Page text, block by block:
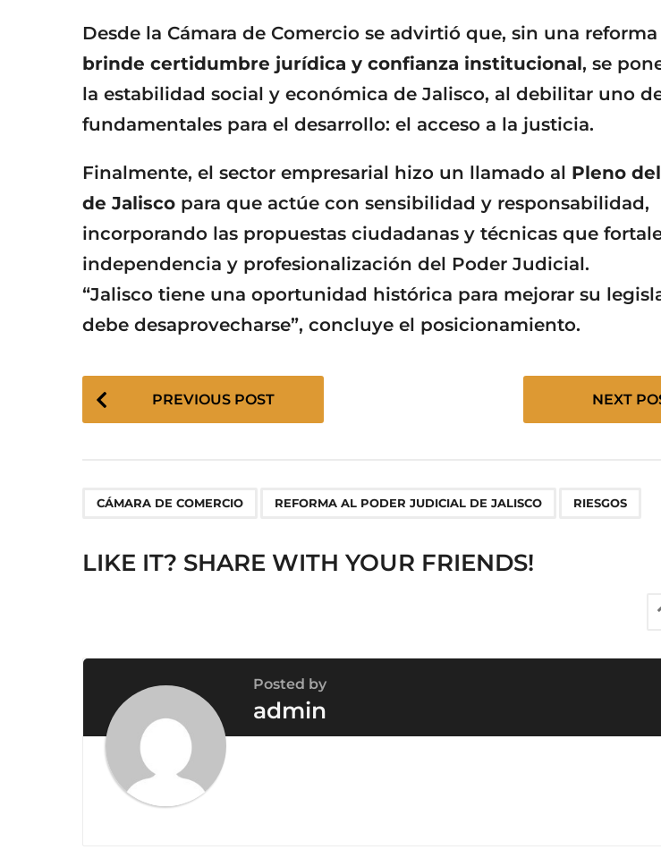
Desde la Cámara de Comercio se advirtió que, sin una
brinde certidumbre jurídica y confianza institucional, se
la estabilidad social y económica de Jalisco, al debilitar uno
fundamentales para el desarrollo: el acceso a la justicia.
Finalmente, el sector empresarial hizo un llamado al Pleno
de Jalisco para que actúe con sensibilidad y responsabilidad,
incorporando las propuestas ciudadanas y técnicas que
independencia y profesionalización del Poder Judicial.
“Jalisco tiene una oportunidad histórica para mejorar su
debe desaprovecharse”, concluye el posicionamiento.
P
i
n
i
PREVIOUS POST NEXT
CÁMARA DE COMERCIO REFORMA AL PODER JUDICIAL DE JALISCO RIESGOS
LIKE IT? SHARE WITH YOUR FRIENDS!
Posted by
admin